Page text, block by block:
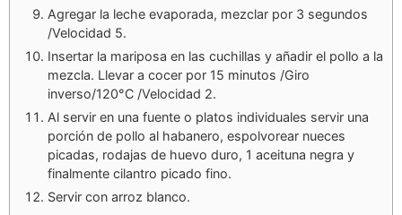
Agregar la leche evaporada, mezclar por 3 segundos
/Velocidad 5.
Insertar la mariposa en las cuchillas y añadir el pollo a la
mezcla. Llevar a cocer por 15 minutos /Giro
inverso/120°C /Velocidad 2.
Al servir en una fuente o platos individuales servir una
porción de pollo al habanero, espolvorear nueces
picadas, rodajas de huevo duro, 1 aceituna negra y
finalmente cilantro picado fino.
Servir con arroz blanco.